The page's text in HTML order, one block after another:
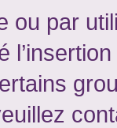
par